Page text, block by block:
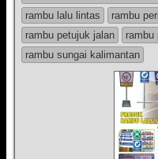
rambu lalu lintas
rambu
rambu petujuk jalan
rambu
rambu sungai kalimantan